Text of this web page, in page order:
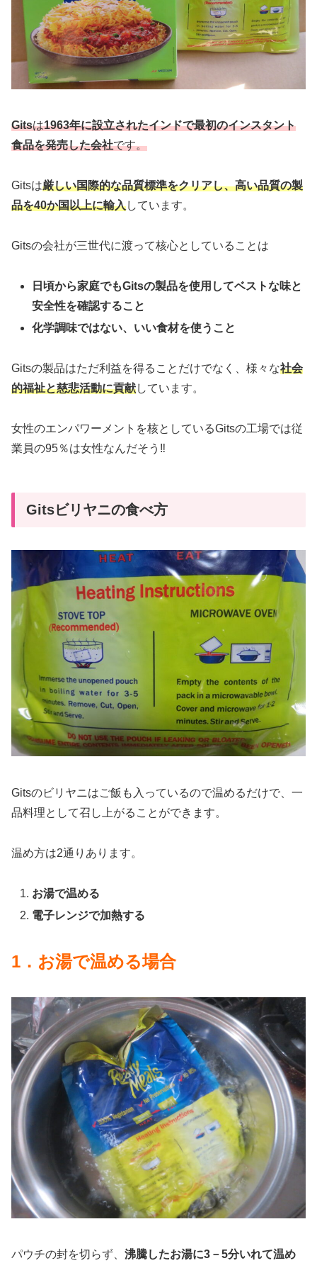
Gitsは1963年に設立されたインドで最初のインスタント
食品を発売した会社です。
Gitsは厳しい国際的な品質標準をクリアし、高い品質の製
品を40か国以上に輸入しています。
Gitsの会社が三世代に渡って核心としていることは
日頃から家庭でもGitsの製品を使用してベストな味と
安全性を確認すること
化学調味ではない、いい食材を使うこと
Gitsの製品はただ利益を得ることだけでなく、様々な社会
的福祉と慈悲活動に貢献しています。
女性のエンパワーメントを核としているGitsの工場では従
業員の95％は女性なんだそう‼
Gitsビリヤニの食べ方
Gitsのビリヤニはご飯も入っているので温めるだけで、一
品料理として召し上がることができます。
温め方は2通りあります。
お湯で温める
電子レンジで加熱する
1．お湯で温める場合
パウチの封を切らず、 沸騰したお湯に3－5分いれて温め